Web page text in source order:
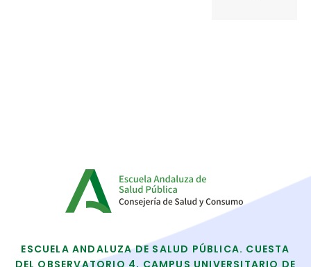
ESCUELA ANDALUZA DE SALUD PÚBLICA. CUESTA
DEL OBSERVATORIO 4, CAMPUS UNIVERSITARIO DE